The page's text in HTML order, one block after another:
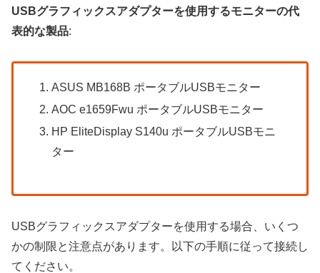
USBグラフィックスアダプターを使用するモニターの代
表的な製品:
ASUS MB168B ポータブルUSBモニター
AOC e1659Fwu ポータブルUSBモニター
HP EliteDisplay S140u ポータブルUSBモニ
ター
USBグラフィックスアダプターを使用する場合、いくつ
かの制限と注意点があります。以下の手順に従って接続し
てください。